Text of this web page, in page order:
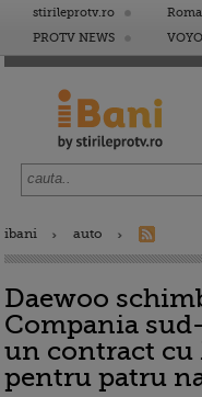
stirileprotv.ro
PROTV NEWS
VOYO
ibani auto
Daewoo
Compania
un contract
pentru patru